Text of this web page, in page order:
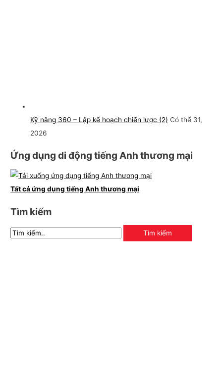
Kỹ năng 360 – Lập kế hoạch chiến lược (2) Có thể 31,
2026
Ứng dụng di động tiếng Anh thương mại
Tất cả ứng dụng tiếng Anh thương mại
Tìm kiếm